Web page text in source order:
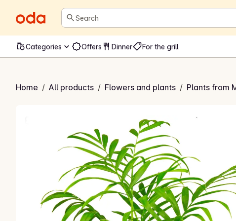
Search
Categories Offers Dinner For the grill
Home / All products / Flowers and plants / Plants from
Chamaedorea